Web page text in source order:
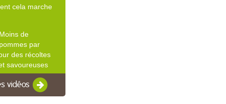
cela marche
Moins de
pommes par
des récoltes
savoureuses
vidéos